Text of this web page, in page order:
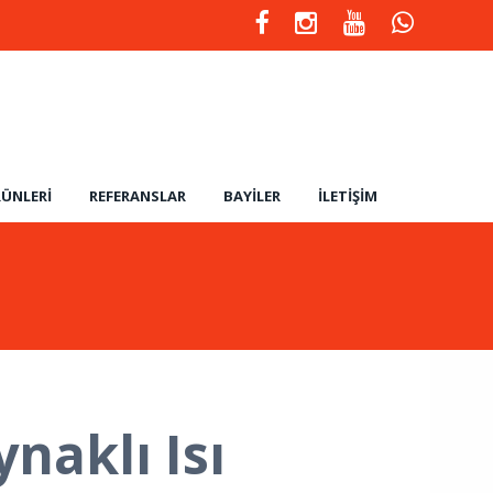
REFERANSLAR BAYILER İLETIŞIM
Isı